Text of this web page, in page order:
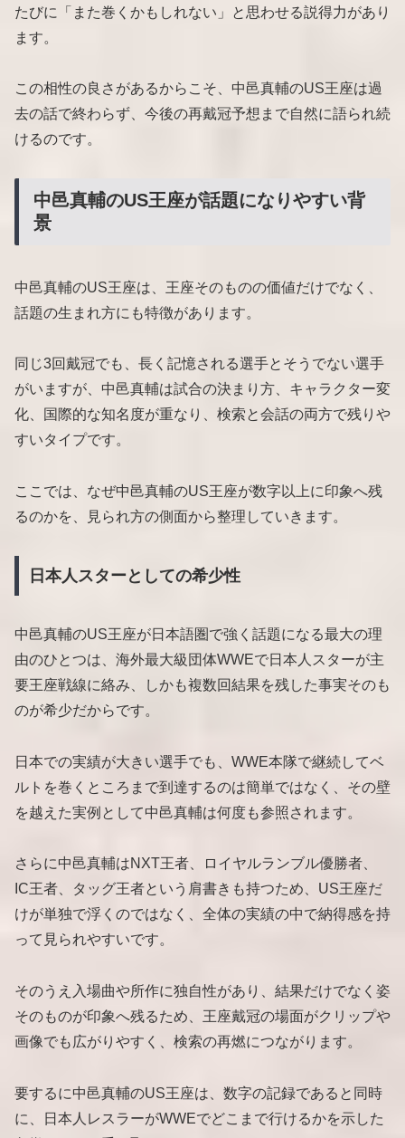
たびに「また巻くかもしれない」と思わせる説得力があり
ます。
この相性の良さがあるからこそ、中邑真輔のUS王座は過
去の話で終わらず、今後の再戴冠予想まで自然に語られ続
けるのです。
中邑真輔のUS王座が話題になりやすい背
景
中邑真輔のUS王座は、王座そのものの価値だけでなく、
話題の生まれ方にも特徴があります。
同じ3回戴冠でも、長く記憶される選手とそうでない選手
がいますが、中邑真輔は試合の決まり方、キャラクター変
化、国際的な知名度が重なり、検索と会話の両方で残りや
すいタイプです。
ここでは、なぜ中邑真輔のUS王座が数字以上に印象へ残
るのかを、見られ方の側面から整理していきます。
日本人スターとしての希少性
中邑真輔のUS王座が日本語圏で強く話題になる最大の理
由のひとつは、海外最大級団体WWEで日本人スターが主
要王座戦線に絡み、しかも複数回結果を残した事実そのも
のが希少だからです。
日本での実績が大きい選手でも、WWE本隊で継続してベ
ルトを巻くところまで到達するのは簡単ではなく、その壁
を越えた実例として中邑真輔は何度も参照されます。
さらに中邑真輔はNXT王者、ロイヤルランブル優勝者、
IC王者、タッグ王者という肩書きも持つため、US王座だ
けが単独で浮くのではなく、全体の実績の中で納得感を持
って見られやすいです。
そのうえ入場曲や所作に独自性があり、結果だけでなく姿
そのものが印象へ残るため、王座戴冠の場面がクリップや
画像でも広がりやすく、検索の再燃につながります。
要するに中邑真輔のUS王座は、数字の記録であると同時
に、日本人レスラーがWWEでどこまで行けるかを示した